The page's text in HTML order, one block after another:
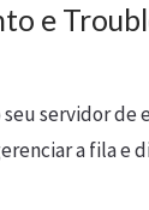
e
seu servidor
a fila e